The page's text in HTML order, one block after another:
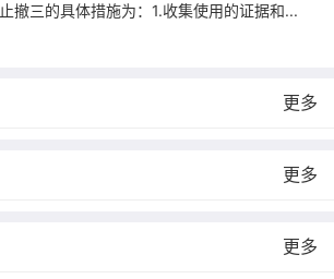
撤三的具体措施为：1.收集使用的证据和...
更多
更多
更多